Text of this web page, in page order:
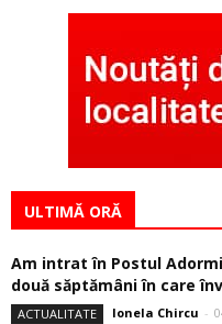
ULTIMĂ ORĂ
Am intrat în Postul
două săptămâni în care
ACTUALITATE Ionela Chircu -